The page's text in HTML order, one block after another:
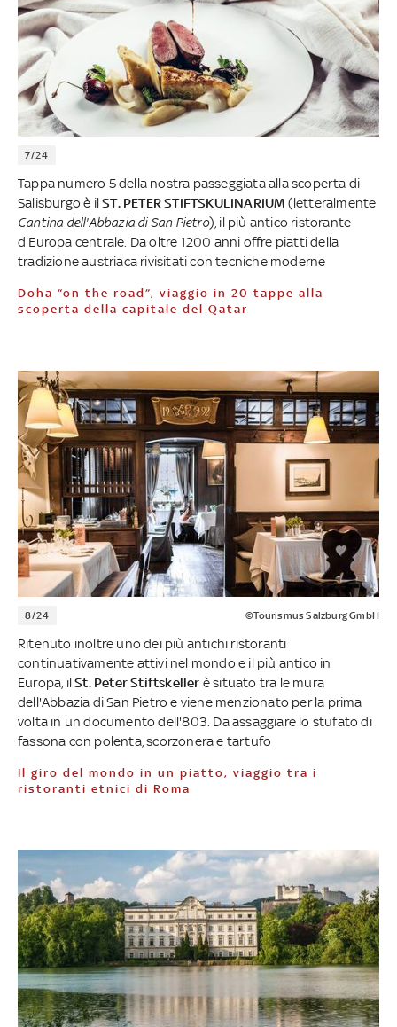
7/24
Tappa numero 5 della nostra passeggiata alla scoperta di
Salisburgo è ilST. PETER STIFTSKULINARIUM (letteralmente
Cantina dell'Abbazia di San Pietro), il più antico ristorante
d'Europa centrale. Da oltre 1200 anni offre piatti della
tradizione austriaca rivisitati con tecniche moderne
Doha “on the road”, viaggio in 20 tappe alla
scoperta della capitale del Qatar
8/24 ©Tourismus Salzburg GmbH
Ritenuto inoltre uno dei più antichi ristoranti
continuativamente attivi nel mondo e il più antico in
Europa, ilSt. Peter Stiftskeller è situato tra le mura
dell'Abbazia di San Pietro e viene menzionato per la prima
volta in un documento dell'803. Da assaggiare lo stufato di
fassona con polenta, scorzonera e tartufo
Il giro del mondo in un piatto, viaggio tra i
ristoranti etnici di Roma